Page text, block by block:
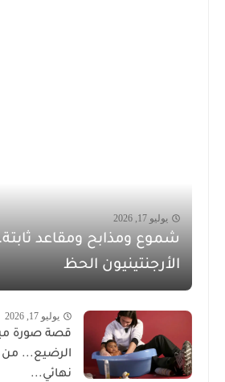
يوليو 17, 2026
شموع ومذابح ومقاعد
الأرجنتينيون الحظ
يوليو 17, 2026
قصة صورة
الرضيع... من
نهائي...